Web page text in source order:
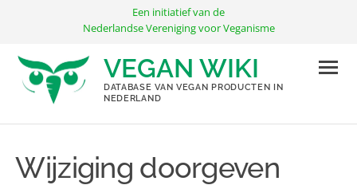
inhoud
Een initiatief van de
Nederlandse Vereniging voor Veganisme
VEGAN WIKI
DATABASE VAN VEGAN PRODUCTEN IN
NEDERLAND
Wijziging doorgeven